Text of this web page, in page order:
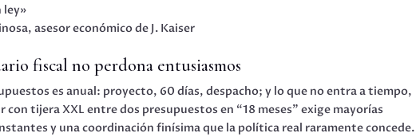
ley»
asesor económico de J. Kaiser
fiscal no perdona entusiasmos
es anual: proyecto, 60 días, despacho; y lo que no entra a tiempo,
con tijera XXL entre dos presupuestos en “18 meses” exige mayorías
y una coordinación finísima que la política real raramente concede.